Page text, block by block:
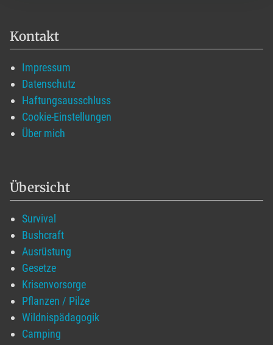
Kontakt
Impressum
Datenschutz
Haftungsausschluss
Cookie-Einstellungen
Über mich
Übersicht
Survival
Bushcraft
Ausrüstung
Gesetze
Krisenvorsorge
Pflanzen / Pilze
Wildnispädagogik
Camping